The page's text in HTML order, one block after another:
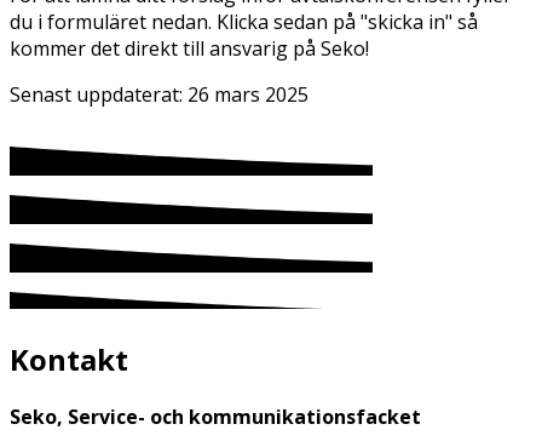
du i formuläret nedan. Klicka sedan på "skicka in" så
kommer det direkt till ansvarig på Seko!
Senast uppdaterat: 26 mars 2025
Kontakt
Seko, Service- och kommunikationsfacket